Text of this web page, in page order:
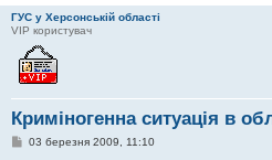
ГУС у Херсонській області
VIP користувач
Криміногенна ситуація в
П03 березня 2009, 11:10